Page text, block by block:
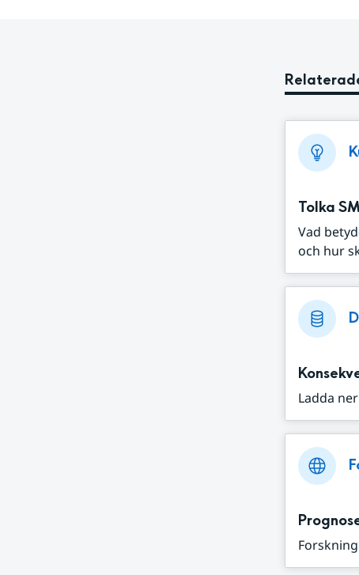
Tolka
Vad
och hur
Ladda